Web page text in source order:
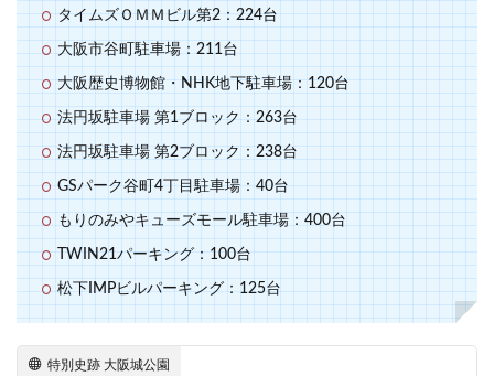
タイムズＯＭＭビル第2：224台
大阪市谷町駐車場：211台
大阪歴史博物館・NHK地下駐車場：120台
法円坂駐車場 第1ブロック：263台
法円坂駐車場 第2ブロック：238台
GSパーク谷町4丁目駐車場：40台
もりのみやキューズモール駐車場：400台
TWIN21パーキング：100台
松下IMPビルパーキング：125台
特別史跡 大阪城公園